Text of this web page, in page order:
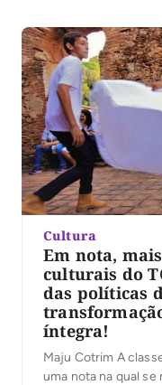
Cultura
Em nota,
culturais do
das políticas
íntegra!
Maju Cotrim A
uma nota na qual